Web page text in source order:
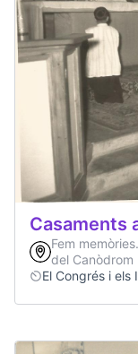
Casaments
Fem
del Canòdrom
El Congrés i els